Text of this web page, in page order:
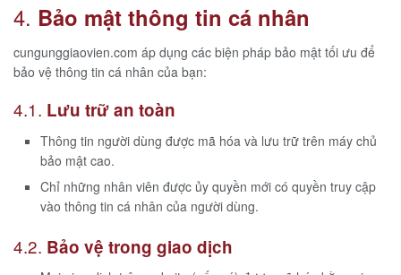
4. Bảo mật thông tin cá nhân
cungunggiaovien.com áp dụng các biện pháp bảo mật tối ưu để
bảo vệ thông tin cá nhân của bạn:
4.1. Lưu trữ an toàn
Thông tin người dùng được mã hóa và lưu trữ trên máy chủ
bảo mật cao.
Chỉ những nhân viên được ủy quyền mới có quyền truy cập
vào thông tin cá nhân của người dùng.
4.2. Bảo vệ trong giao dịch